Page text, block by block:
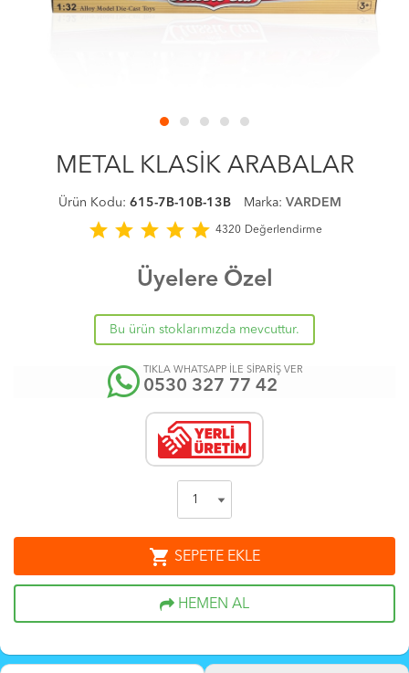
METAL KLASİK ARABALAR
Ürün Kodu: 615-7B-10B-13B Marka: VARDEM
star star star star star 4320 Değerlendirme
Üyelere Özel
Bu ürün stoklarımızda mevcuttur.
TIKLA WHATSAPP İLE SİPARİŞ VER
0530 327 77 42
shopping_cart SEPETE EKLE
HEMEN AL